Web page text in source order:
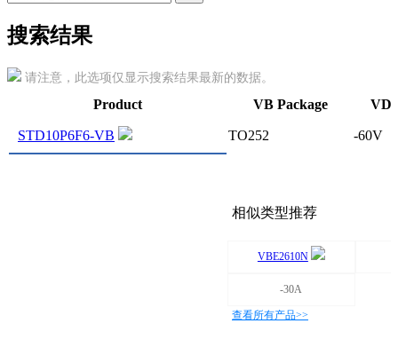
搜索结果
请注意，此选项仅显示搜索结果最新的数据。
Product VB Package
STD10P6F6-VB TO252 -60V
相似类型推荐
VBE2610N
-30A
查看所有产品>>